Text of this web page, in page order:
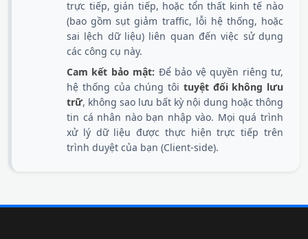
trực tiếp, gián tiếp, hoặc tổn thất kinh tế nào
(bao gồm sụt giảm traffic, lỗi hệ thống, hoặc
sai lệch dữ liệu) liên quan đến việc sử dụng
các công cụ này.
Cam kết bảo mật: Để bảo vệ quyền riêng tư,
hệ thống của chúng tôi tuyệt đối không lưu
trữ, không sao lưu bất kỳ nội dung hoặc thông
tin cá nhân nào bạn nhập vào. Mọi quá trình
xử lý dữ liệu được thực hiện trực tiếp trên
trình duyệt của bạn (Client-side).